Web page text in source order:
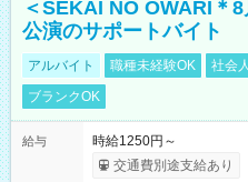
＜SEKAI NO OWARI＊
公演のサポートバイト
アルバイト 職種未経験OK 社会
ブランクOK
給与
時給1250円～
交通費別途支給あり